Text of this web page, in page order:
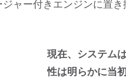
ャー付きエンジンに置き
現在、システム
性は明らかに当